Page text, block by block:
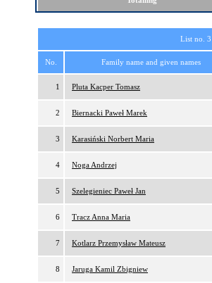
List no.
No. Family name and given names
1 Pluta Kacper Tomasz
2 Biernacki Paweł Marek
3 Karasiński Norbert Maria
4 Noga Andrzej
5 Szelegieniec Paweł Jan
6 Tracz Anna Maria
7 Kotlarz Przemysław Mateusz
8 Jaruga Kamil Zbigniew